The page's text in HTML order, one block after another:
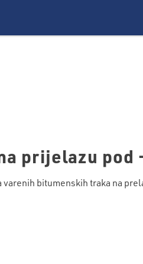
prijelazu pod
bitumenskih traka na